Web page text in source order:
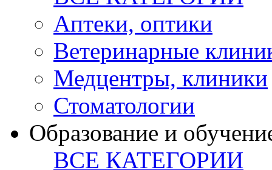
Аптеки, оптики
Ветеринарные
Медцентры, клиники
Стоматологии
Образование и
ВСЕ КАТЕГОРИИ